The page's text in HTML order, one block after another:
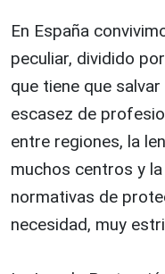
En España
peculiar, dividido
que tiene que
escasez de
entre regiones, la
muchos centros y
normativas de
necesidad, muy